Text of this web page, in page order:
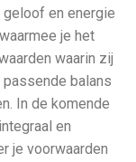
geloof en energie
je het
waarin zij
balans
In de komende
en
je voorwaarden